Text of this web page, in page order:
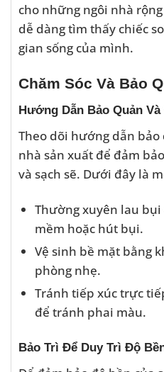
cho những ngôi nhà
dễ dàng tìm thấy chiếc
gian sống của mình.
Chăm Sóc Và Bảo
Hướng Dẫn Bảo Quản Và
Theo dõi hướng dẫn bảo
nhà sản xuất để đảm
và sạch sẽ. Dưới đây là
Thường xuyên lau
mềm hoặc hút bụi.
Vệ sinh bề mặt bằng
phòng nhẹ.
Tránh tiếp xúc trực
để tránh phai màu.
Bảo Trì Để Duy Trì Độ